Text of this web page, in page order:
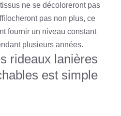
ne se décoloreront pas
pas non plus, ce
fournir un niveau constant
plusieurs années.
rideaux lanières
est simple